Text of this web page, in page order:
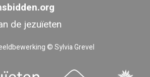
de jezuïeten
© Sylvia Grevel